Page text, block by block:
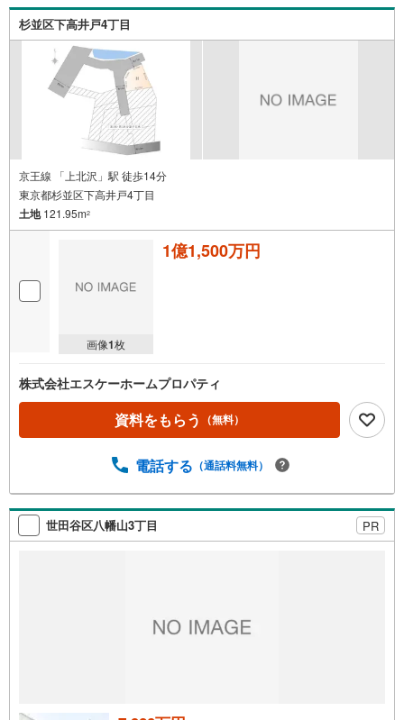
杉並区下高井戸4丁目
京王線 「上北沢」駅 徒歩14分
東京都杉並区下高井戸4丁目
土地121.95m2
画像1枚
1億1,500万円
株式会社エスケーホームプロパティ
資料をもらう （無料）
電話する （通話料無料）
世田谷区八幡山3丁目 PR